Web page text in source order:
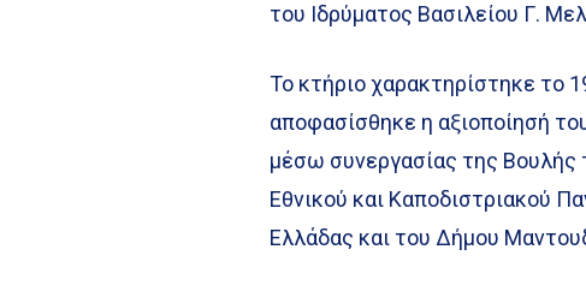
του Ιδρύματος Βασιλείου Γ.
Το κτήριο χαρακτηρίστηκε το
αποφασίσθηκε η αξιοποίησή
μέσω συνεργασίας της Βουλής
Εθνικού και Καποδιστριακού
Ελλάδας και του Δήμου